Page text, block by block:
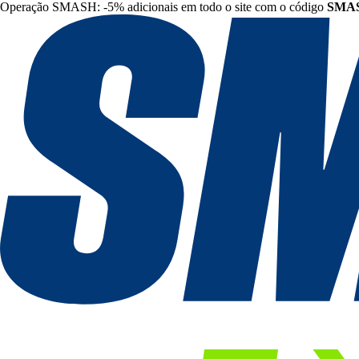
Operação SMASH: -5% adicionais em todo o site com o código